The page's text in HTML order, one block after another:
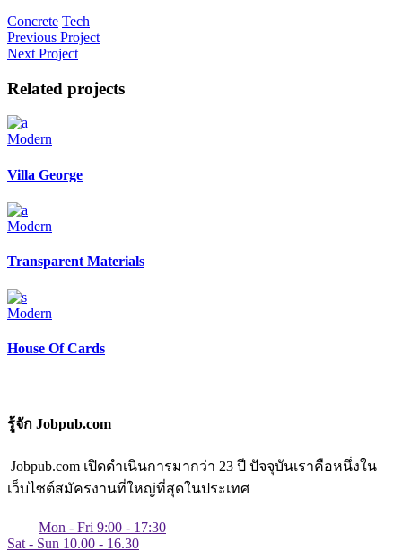
Concrete Tech
Previous Project
Next Project
Related projects
Modern
Villa George
Modern
Transparent Materials
Modern
House Of Cards
รู้จัก Jobpub.com
Jobpub.com เปิดดำเนินการมากว่า 23 ปี ปัจจุบันเราคือหนึ่งใน
เว็บไซต์สมัครงานที่ใหญ่ที่สุดในประเทศ
Mon - Fri 9:00 - 17:30
Sat - Sun 10.00 - 16.30